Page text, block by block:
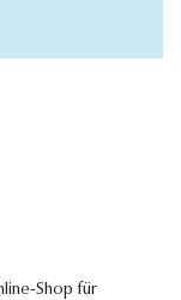
Shop für